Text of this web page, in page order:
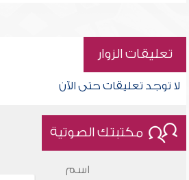
تعليقات الزوار
لا توجد تعليقات حتى الآن
مكتبتك الصوتية
اسم